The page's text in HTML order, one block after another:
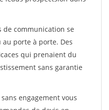
de communication se
porte à porte. Des
qui prenaient du
sans garantie
engagement vous